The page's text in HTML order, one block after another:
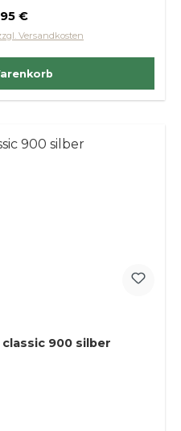
Preis:
€
Versandkosten
900 silber